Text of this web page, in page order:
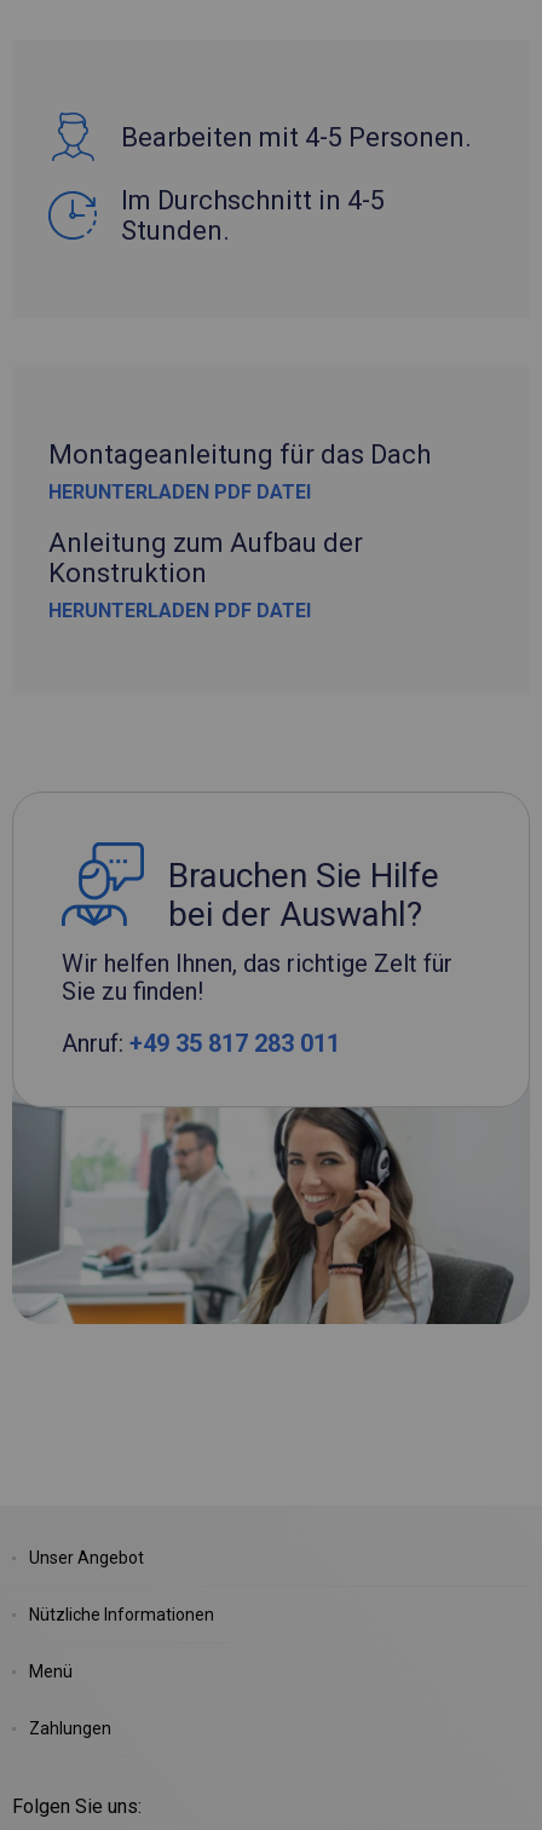
Bearbeiten mit 4-5 Personen.
Im Durchschnitt in 4-5
Stunden.
Montageanleitung für das Dach
HERUNTERLADEN PDF DATEI
Anleitung zum Aufbau der
Konstruktion
HERUNTERLADEN PDF DATEI
Brauchen Sie Hilfe
bei der Auswahl?
Wir helfen Ihnen, das richtige Zelt für
Sie zu finden!
Anruf: +49 35 817 283 011
Unser Angebot
Nützliche Informationen
Menü
Zahlungen
Folgen Sie uns: